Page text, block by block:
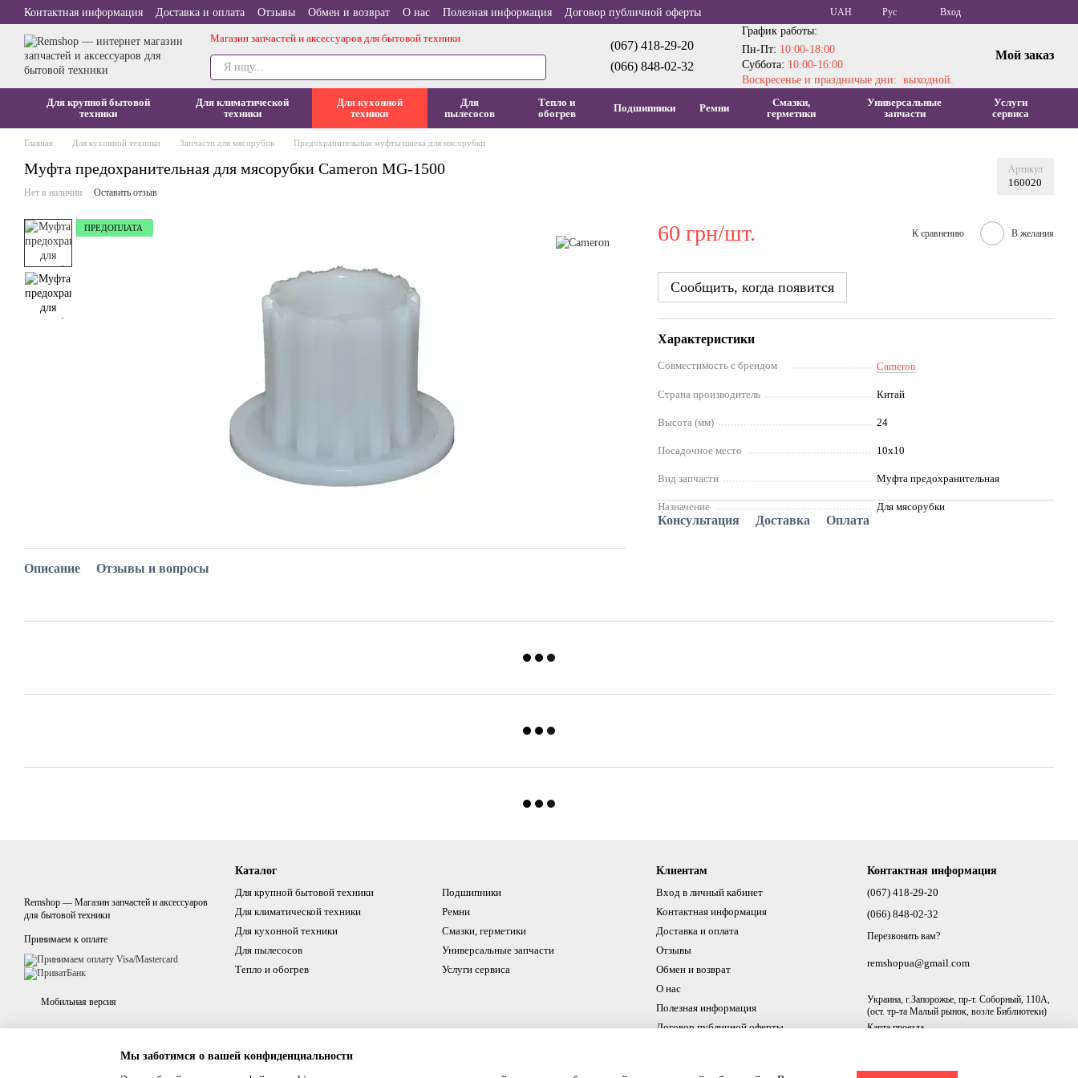
Перейти к основному контенту
Контактная информация Доставка и оплата Отзывы Обмен и возврат О нас Полезная информация Договор публичной оферты UAH Рус Вход
Магазин запчастей и аксессуаров для бытовой техники
(067) 418-29-20
(066) 848-02-32
График работы:
Пн-Пт: 10:00-18:00
Суббота: 10:00-16:00
Воскресенье и праздничые дни: выходной.
Мой заказ
Для крупной бытовой
техники
Для климатической
техники
Для кухонной
техники
Для
пылесосов
Тепло и
обогрев
Подшипники Ремни
Смазки,
герметики
Универсальные
запчасти
Услуги
сервиса
Главная Для кухонной техники Запчасти для мясорубок Предохранительные муфты шнека для мясорубки
Муфта предохранительная для мясорубки Cameron MG-1500 Артикул
160020
Нет в наличии Оставить отзыв
ПРЕДОПЛАТА
Описание Отзывы и вопросы
60 грн/шт. К сравнению В желания
Сообщить, когда появится
Характеристики
Совместимость с брендом Cameron
Страна производитель Китай
Высота (мм) 24
Посадочное место 10x10
Вид запчасти Муфта предохранительная
Назначение Для мясорубки
Консультация Доставка Оплата
Remshop — Магазин запчастей и аксессуаров
для бытовой техники
Принимаем к оплате
Мобильная версия
Каталог
Для крупной бытовой техники
Для климатической техники
Для кухонной техники
Для пылесосов
Тепло и обогрев
Подшипники
Ремни
Смазки, герметики
Универсальные запчасти
Услуги сервиса
Клиентам
Вход в личный кабинет
Контактная информация
Доставка и оплата
Отзывы
Обмен и возврат
О нас
Полезная информация
Договор публичной оферты
Контактная информация
(067) 418-29-20
(066) 848-02-32
Перезвонить вам?
remshopua@gmail.com
Украина, г.Запорожье, пр-т. Соборный, 110А,
(ост. тр-та Малый рынок, возле Библиотеки)
Карта проезда
Мы заботимся о вашей конфиденциальности